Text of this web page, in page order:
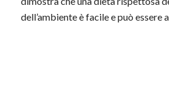
dell’ambiente è facile e può essere